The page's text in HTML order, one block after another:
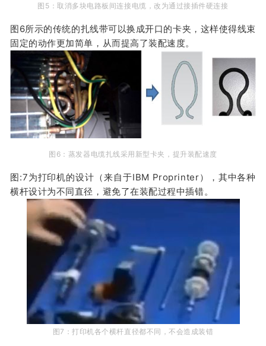
图5 ：取消多块电路板间连接电缆，改为通过接插件硬连接
图6所示的传统的扎线带可以换成开口的卡夹，这样使得线束
固定的动作更加简单，从而提高了装配速度。
图6：蒸发器电缆扎线采用新型卡夹，提升装配速度
图:7为打印机的设计（来自于IBM Proprinter），其中各种
横杆设计为不同直径，避免了在装配过程中插错。
图7：打印机各个横杆直径都不同，不会造成装错